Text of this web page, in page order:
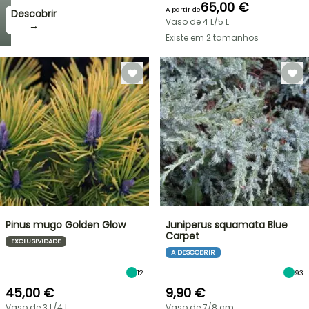
Descobrir
→
A partir de65,00 €
Vaso de 4 L/5 L
Existe em 2 tamanhos
Pinus mugo Golden Glow
EXCLUSIVIDADE
12
45,00 €
Juniperus squamata Blue
Carpet
A DESCOBRIR
93
9,90 €